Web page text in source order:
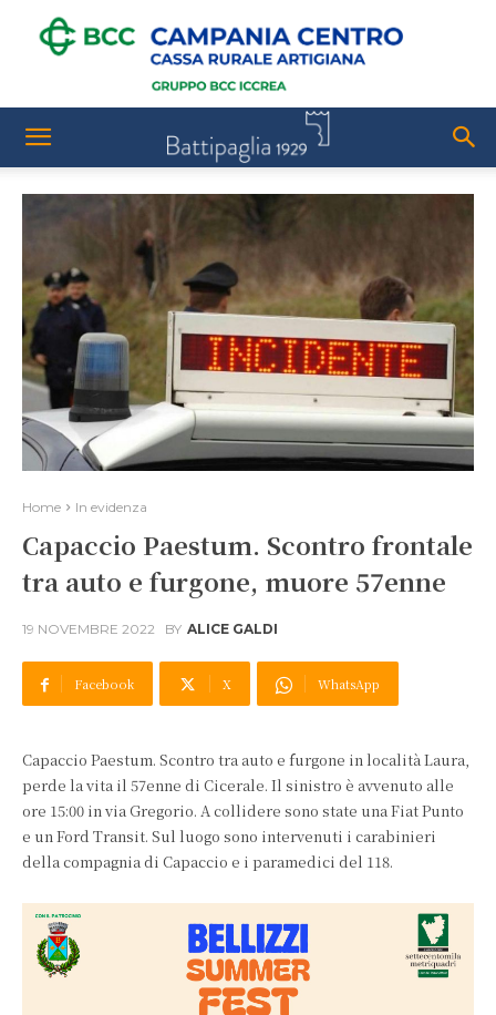
Home In evidenza
Capaccio Paestum. Scontro frontale
tra auto e furgone, muore 57enne
19 NOVEMBRE 2022 BY ALICE GALDI
Facebook X WhatsApp
Capaccio Paestum. Scontro tra auto e furgone in località Laura,
perde la vita il 57enne di Cicerale. Il sinistro è avvenuto alle
ore 15:00 in via Gregorio. A collidere sono state una Fiat Punto
e un Ford Transit. Sul luogo sono intervenuti i carabinieri
della compagnia di Capaccio e i paramedici del 118.